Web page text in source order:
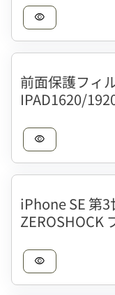
visibility
前面保護フィ
IPAD1620/
visibility
iPhone SE 第
ZEROSHOCK
visibility